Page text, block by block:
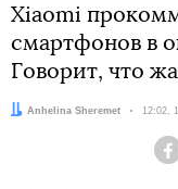
Xiaomi
смартфонов в
Говорит, что
Автор:
Anhelina Sheremet Дата:
12:02,